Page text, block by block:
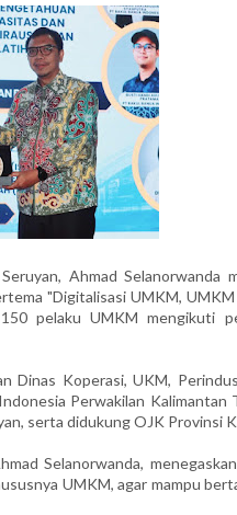
Ahmad
"Digitalisasi UMKM,
pelaku UMKM mengikuti
Dinas Koperasi, UKM,
Perwakilan
serta didukung OJK Provinsi
Selanorwanda,
UMKM, agar mampu